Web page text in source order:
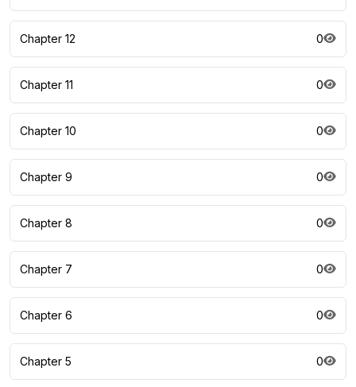
Chapter 12 0
Chapter 11 0
Chapter 10 0
Chapter 9 0
Chapter 8 0
Chapter 7 0
Chapter 6 0
Chapter 5 0